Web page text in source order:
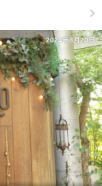
2024年8月20日